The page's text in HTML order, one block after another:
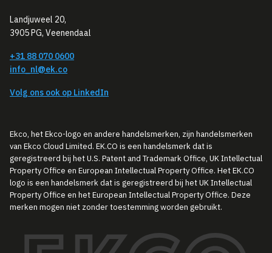
Landjuweel 20,
3905 PG, Veenendaal
+31 88 070 0600
info_nl@ek.co
Volg ons ook op LinkedIn
Ekco, het Ekco-logo en andere handelsmerken, zijn handelsmerken
van Ekco Cloud Limited. EK.CO is een handelsmerk dat is
geregistreerd bij het U.S. Patent and Trademark Office, UK Intellectual
Property Office en European Intellectual Property Office. Het EK.CO
logo is een handelsmerk dat is geregistreerd bij het UK Intellectual
Property Office en het European Intellectual Property Office. Deze
merken mogen niet zonder toestemming worden gebruikt.